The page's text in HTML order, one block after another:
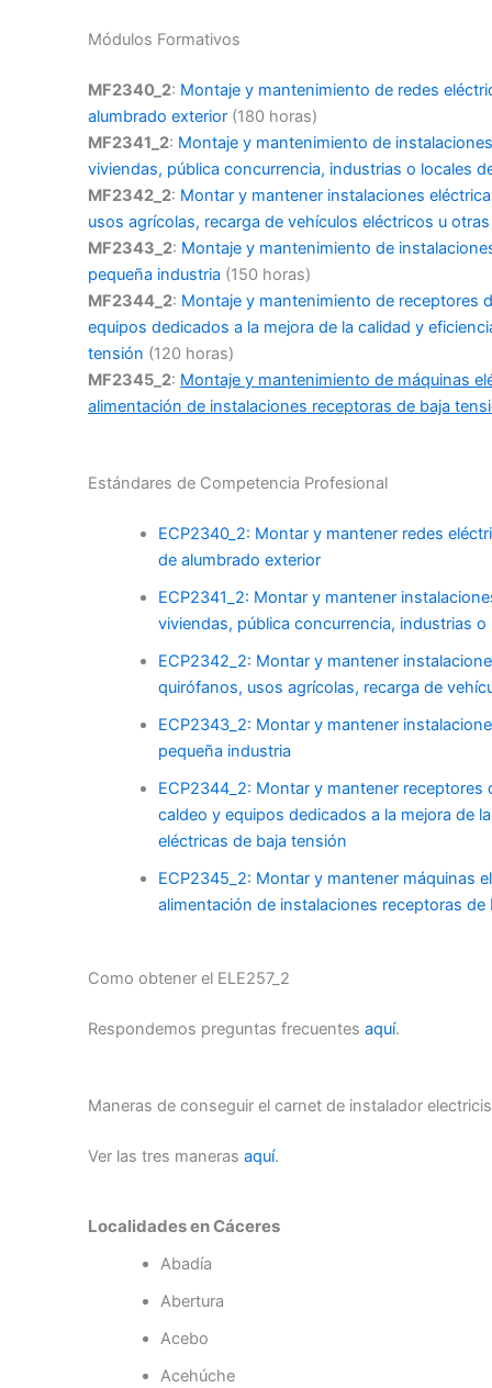
Módulos Formativos
MF2340_2: Montaje y mantenimiento de redes
alumbrado exterior (180 horas)
MF2341_2: Montaje y mantenimiento de
viviendas, pública concurrencia, industrias o locales
MF2342_2: Montar y mantener instalaciones
usos agrícolas, recarga de vehículos eléctricos u
MF2343_2: Montaje y mantenimiento de
pequeña industria (150 horas)
MF2344_2: Montaje y mantenimiento de receptores
equipos dedicados a la mejora de la calidad y
tensión (120 horas)
MF2345_2: Montaje y mantenimiento de máquinas
alimentación de instalaciones receptoras de baja
Estándares de Competencia Profesional
ECP2340_2: Montar y mantener redes
de alumbrado exterior
ECP2341_2: Montar y mantener
viviendas, pública concurrencia, industrias
ECP2342_2: Montar y mantener
quirófanos, usos agrícolas, recarga de
ECP2343_2: Montar y mantener
pequeña industria
ECP2344_2: Montar y mantener
caldeo y equipos dedicados a la mejora de
eléctricas de baja tensión
ECP2345_2: Montar y mantener máquinas
alimentación de instalaciones receptoras de
Como obtener el ELE257_2
Respondemos preguntas frecuentes aquí.
Maneras de conseguir el carnet de instalador
Ver las tres maneras aquí.
Localidades en Cáceres
Abadía
Abertura
Acebo
Acehúche